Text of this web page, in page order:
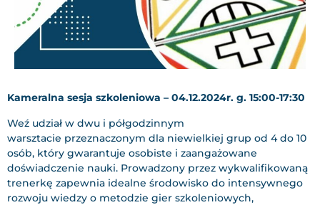
Kameralna sesja szkoleniowa – 04.12.2024r. g. 15:00-17:30
Weź udział w dwu i półgodzinnym
warsztacie przeznaczonym dla niewielkiej grup od 4 do 10
osób, który gwarantuje osobiste i zaangażowane
doświadczenie nauki. Prowadzony przez wykwalifikowaną
trenerkę zapewnia idealne środowisko do intensywnego
rozwoju wiedzy o metodzie gier szkoleniowych,